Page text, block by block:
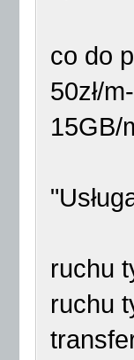
co do
50zł/
15GB/
ruchu
ruchu